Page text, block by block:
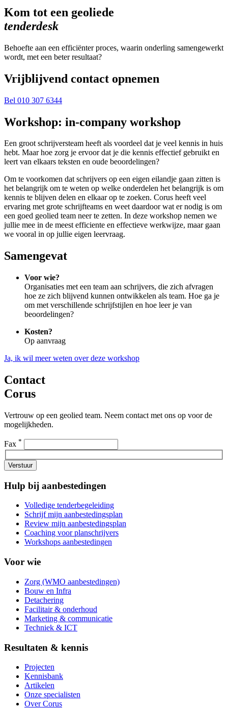
Kom tot een geoliede
tenderdesk
Behoefte aan een efficiënter proces, waarin onderling samengewerkt
wordt, met een beter resultaat?
Vrijblijvend contact opnemen
Bel 010 307 6344
Workshop: in-company workshop
Een groot schrijversteam heeft als voordeel dat je veel kennis in huis
hebt. Maar hoe zorg je ervoor dat je die kennis effectief gebruikt en
leert van elkaars teksten en oude beoordelingen?
Om te voorkomen dat schrijvers op een eigen eilandje gaan zitten is
het belangrijk om te weten op welke onderdelen het belangrijk is om
kennis te blijven delen en elkaar op te zoeken. Corus heeft veel
ervaring met grote schrijfteams en weet daardoor wat er nodig is om
een goed geolied team neer te zetten. In deze workshop nemen we
jullie mee in de meest efficiente en effectieve werkwijze, maar gaan
we vooral in op jullie eigen leervraag.
Samengevat
Voor wie?
Organisaties met een team aan schrijvers, die zich afvragen
hoe ze zich blijvend kunnen ontwikkelen als team. Hoe ga je
om met verschillende schrijfstijlen en hoe leer je van
beoordelingen?
Kosten?
Op aanvraag
Ja, ik wil meer weten over deze workshop
Contact
Corus
Vertrouw op een geolied team. Neem contact met ons op voor de
mogelijkheden.
Fax *
Verstuur
Hulp bij aanbestedingen
Volledige tenderbegeleiding
Schrijf mijn aanbestedingsplan
Review mijn aanbestedingsplan
Coaching voor planschrijvers
Workshops aanbestedingen
Voor wie
Zorg (WMO aanbestedingen)
Bouw en Infra
Detachering
Facilitair & onderhoud
Marketing & communicatie
Techniek & ICT
Resultaten & kennis
Projecten
Kennisbank
Artikelen
Onze specialisten
Over Corus